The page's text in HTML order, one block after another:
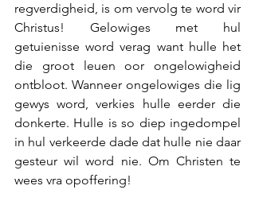
regverdigheid, is om vervolg te word vir
Christus! Gelowiges met hul
getuienisse word verag want hulle het
die groot leuen oor ongelowigheid
ontbloot. Wanneer ongelowiges die lig
gewys word, verkies hulle eerder die
donkerte. Hulle is so diep ingedompel
in hul verkeerde dade dat hulle nie daar
gesteur wil word nie. Om Christen te
wees vra opoffering!